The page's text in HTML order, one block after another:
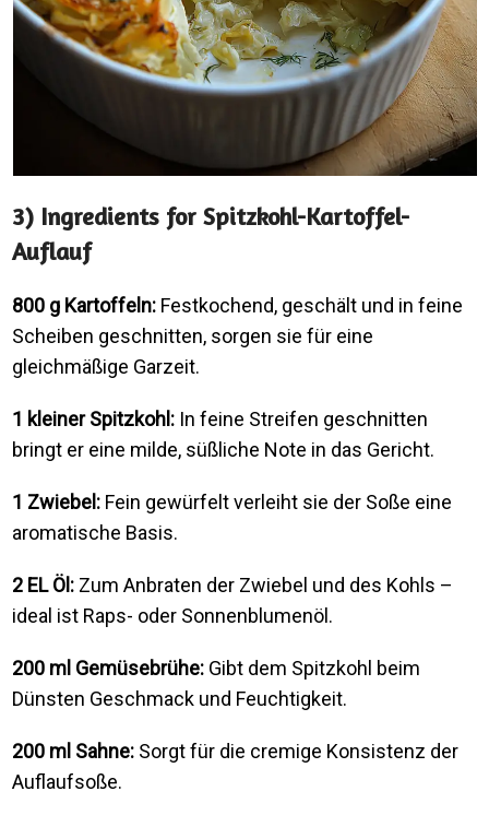
3) Ingredients for Spitzkohl-Kartoffel-
Auflauf
800 g Kartoffeln: Festkochend, geschält und in feine
Scheiben geschnitten, sorgen sie für eine
gleichmäßige Garzeit.
1 kleiner Spitzkohl: In feine Streifen geschnitten
bringt er eine milde, süßliche Note in das Gericht.
1 Zwiebel: Fein gewürfelt verleiht sie der Soße eine
aromatische Basis.
2 EL Öl: Zum Anbraten der Zwiebel und des Kohls –
ideal ist Raps- oder Sonnenblumenöl.
200 ml Gemüsebrühe: Gibt dem Spitzkohl beim
Dünsten Geschmack und Feuchtigkeit.
200 ml Sahne: Sorgt für die cremige Konsistenz der
Auflaufsoße.